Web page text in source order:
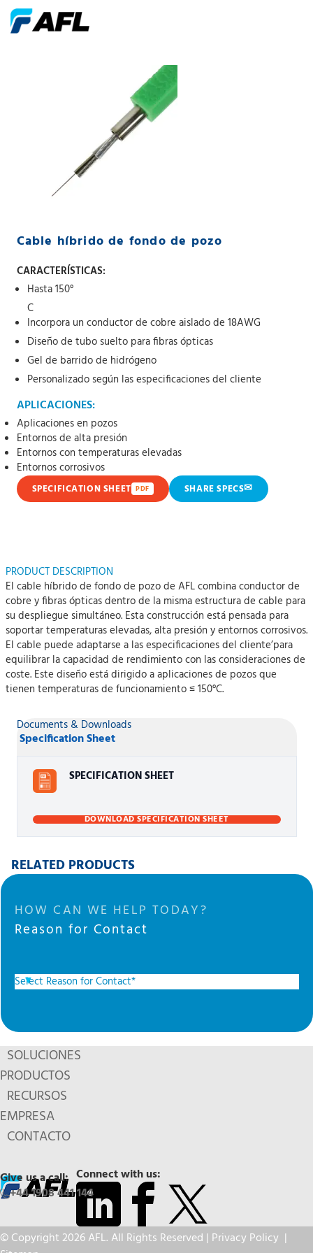
Cable híbrido de fondo de pozo
CARACTERÍSTICAS:
Hasta 150°
C
Incorpora un conductor de cobre aislado de 18AWG
Diseño de tubo suelto para fibras ópticas
Gel de barrido de hidrógeno
Personalizado según las especificaciones del cliente
APLICACIONES:
Aplicaciones en pozos
Entornos de alta presión
Entornos con temperaturas elevadas
Entornos corrosivos
SPECIFICATION SHEET PDF SHARE SPECS✉
PRODUCT DESCRIPTION
El cable híbrido de fondo de pozo de AFL combina conductor de
cobre y fibras ópticas dentro de la misma estructura de cable para
su despliegue simultáneo. Esta construcción está pensada para
soportar temperaturas elevadas, alta presión y entornos corrosivos.
El cable puede adaptarse a las especificaciones del cliente’para
equilibrar la capacidad de rendimiento con las consideraciones de
coste. Este diseño está dirigido a aplicaciones de pozos que
tienen temperaturas de funcionamiento ≤ 150°C.
Documents & Downloads
Specification Sheet
SPECIFICATION SHEET
DOWNLOAD SPECIFICATION SHEET
RELATED PRODUCTS
HOW CAN WE HELP TODAY?
Reason for Contact
SOLUCIONES
PRODUCTOS
RECURSOS
EMPRESA
CONTACTO
Connect with us:
Give us a call:
+44 1908 441 144
© Copyright 2026 AFL. All Rights Reserved | Privacy Policy |